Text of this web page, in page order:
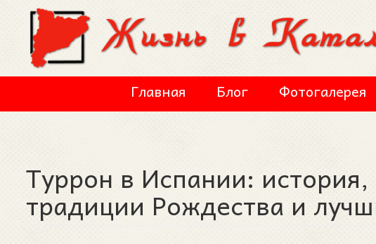
Перейти к основному содержанию
Главная Блог Фотогалерея
Туррон в Испании:
традиции Рождества и